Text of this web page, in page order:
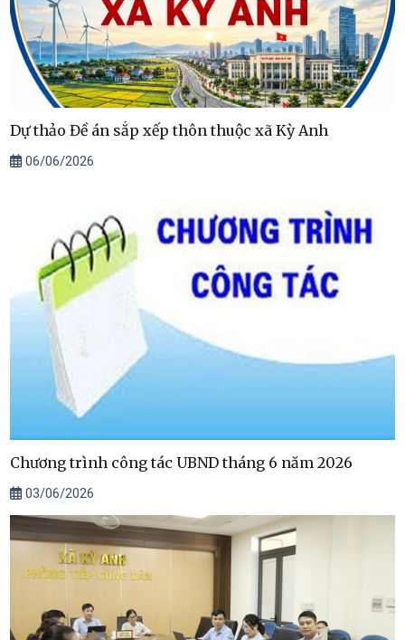
Dự thảo Đề án sắp xếp thôn thuộc xã Kỳ Anh
06/06/2026
Chương trình công tác UBND tháng 6 năm 2026
03/06/2026